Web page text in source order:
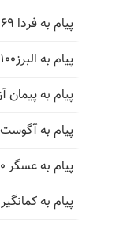
پیام به فردا ۶۹
پیام به البرز۱۰۰ کرج
پیام به پیمان
پیام به آگوست ۲۰۰۰
پیام به عسگر ۱۳۴۰ مشهد
پیام به کمانگیر ۱۶۰ از لرستان